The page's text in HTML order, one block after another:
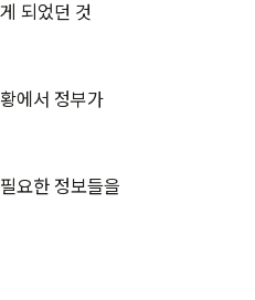
되었던 것
에서 정부가
요한 정보들을